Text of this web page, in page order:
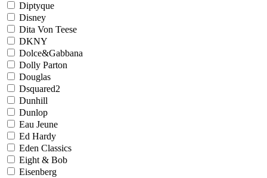
Diptyque
Disney
Dita Von Teese
DKNY
Dolce&Gabbana
Dolly Parton
Douglas
Dsquared2
Dunhill
Dunlop
Eau Jeune
Ed Hardy
Eden Classics
Eight & Bob
Eisenberg